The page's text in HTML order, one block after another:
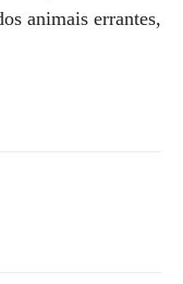
animais errantes,